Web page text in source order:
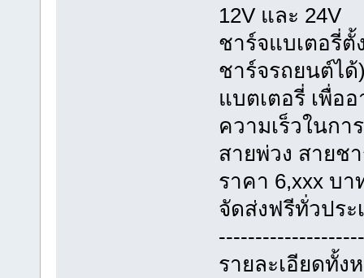
12V และ 24V
ชาร์จแบเตอรี่
ชาร์จรถยนต์ไ
แบตเตอรี่ เพื่อ
ความเร็วในก
สายพ่วง สายช
ราคา 6,xxx บา
จัดส่งฟรีทั่วประ
รายละเอียดทั้